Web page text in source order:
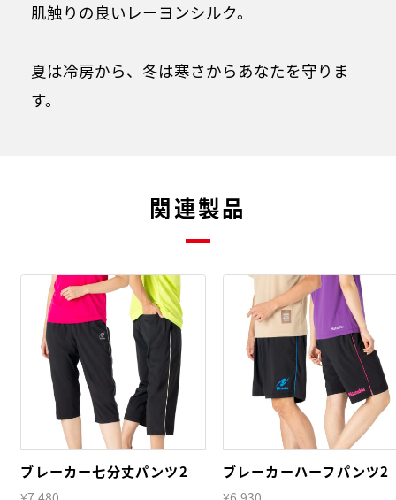
肌触りの良いレーヨンシルク。
夏は冷房から、冬は寒さからあなたを守りま
す。
関連製品
ブレーカー七分丈パンツ2 ブレーカーハーフパンツ2